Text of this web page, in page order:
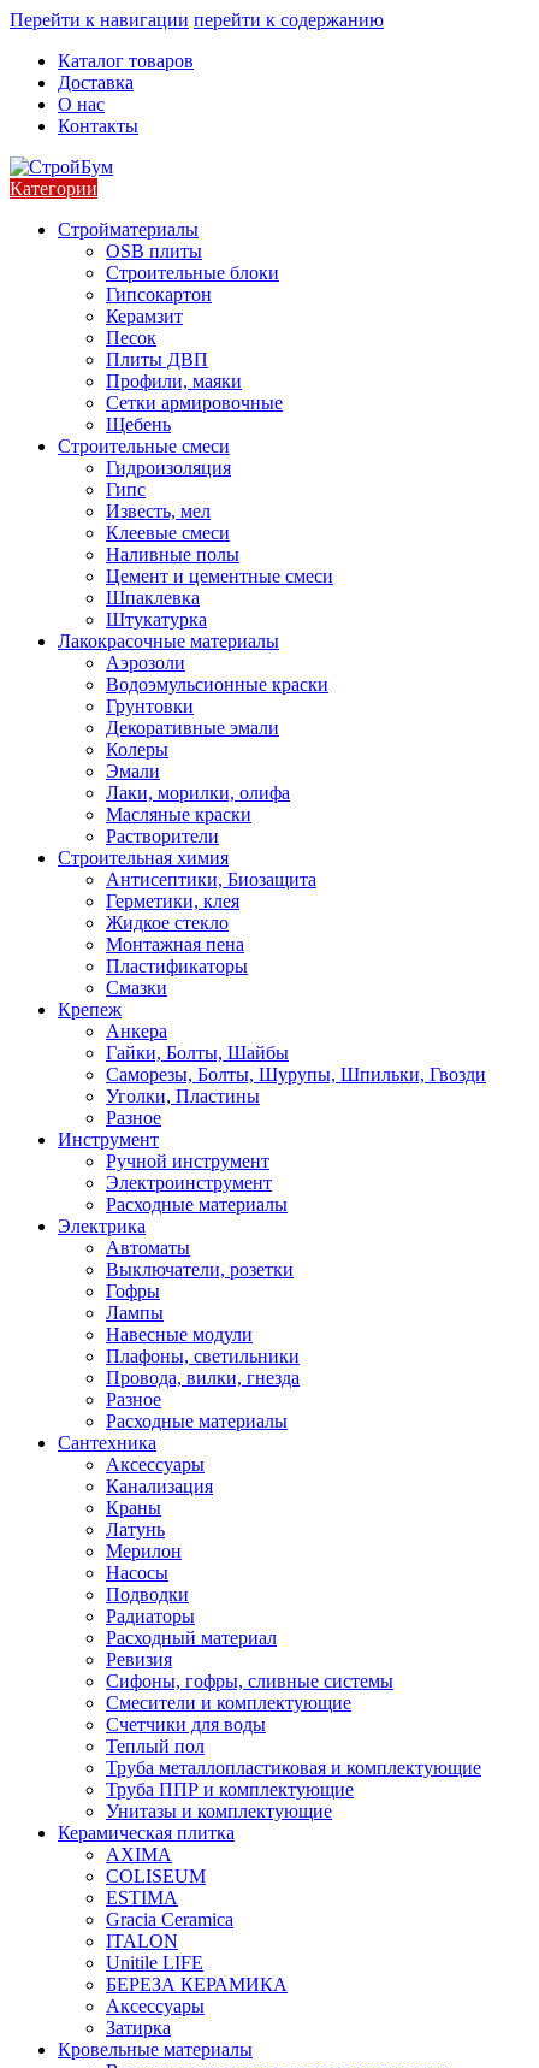
Перейти к навигации перейти к содержанию
Каталог товаров
Доставка
О нас
Контакты
Категории
Стройматериалы
OSB плиты
Строительные блоки
Гипсокартон
Керамзит
Песок
Плиты ДВП
Профили, маяки
Сетки армировочные
Щебень
Строительные смеси
Гидроизоляция
Гипс
Известь, мел
Клеевые смеси
Наливные полы
Цемент и цементные смеси
Шпаклевка
Штукатурка
Лакокрасочные материалы
Аэрозоли
Водоэмульсионные краски
Грунтовки
Декоративные эмали
Колеры
Эмали
Лаки, морилки, олифа
Масляные краски
Растворители
Строительная химия
Антисептики, Биозащита
Герметики, клея
Жидкое стекло
Монтажная пена
Пластификаторы
Смазки
Крепеж
Анкера
Гайки, Болты, Шайбы
Саморезы, Болты, Шурупы, Шпильки, Гвозди
Уголки, Пластины
Разное
Инструмент
Ручной инструмент
Электроинструмент
Расходные материалы
Электрика
Автоматы
Выключатели, розетки
Гофры
Лампы
Навесные модули
Плафоны, светильники
Провода, вилки, гнезда
Разное
Расходные материалы
Сантехника
Аксессуары
Канализация
Краны
Латунь
Мерилон
Насосы
Подводки
Радиаторы
Расходный материал
Ревизия
Сифоны, гофры, сливные системы
Смесители и комплектующие
Счетчики для воды
Теплый пол
Труба металлопластиковая и комплектующие
Труба ППР и комплектующие
Унитазы и комплектующие
Керамическая плитка
AXIMA
COLISEUM
ESTIMA
Gracia Ceramica
ITALON
Unitile LIFE
БЕРЕЗА КЕРАМИКА
Аксессуары
Затирка
Кровельные материалы